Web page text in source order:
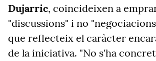
Dujarric, coincideixen a
"discussions" i no
que reflecteix el caràcter
de la iniciativa. "No s'ha